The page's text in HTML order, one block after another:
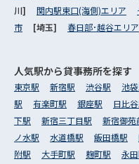
川] 関内駅東口(海側)エリア
市
[埼玉] 春日部･越谷エリア
人気駅から貸事務所を探す
東京駅 新宿駅 渋谷駅 池
駅
有楽町駅 銀座駅 日比
下駅
新宿三丁目駅 新宿御苑
ノ水駅
水道橋駅 飯田橋駅
附駅
大手町駅 麹町駅 永